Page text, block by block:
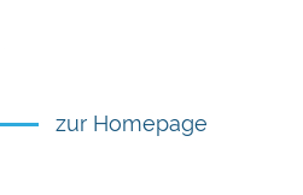
zur Homepage